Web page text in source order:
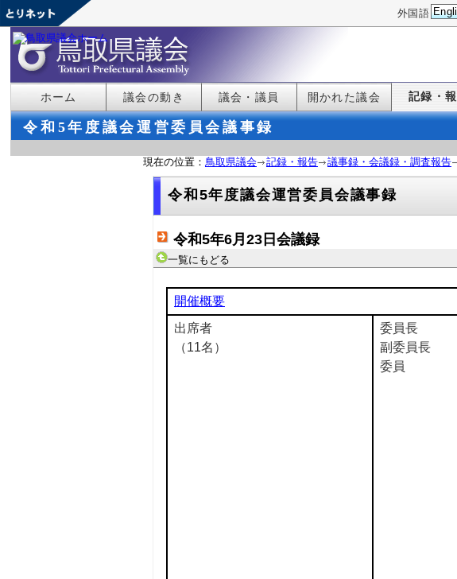
外国語
ホーム 議会の動き 議会・議員 開かれた議会 記録・
令和5年度議会運営委員会議事録
現在の位置： 鳥取県議会 記録・報告 議事録・会議録・調査報告
令和5年度議会運営委員会議事録
令和5年6月23日会議録
一覧にもどる
開催概要
出席者
（11名）
委員長
副委員長
委員